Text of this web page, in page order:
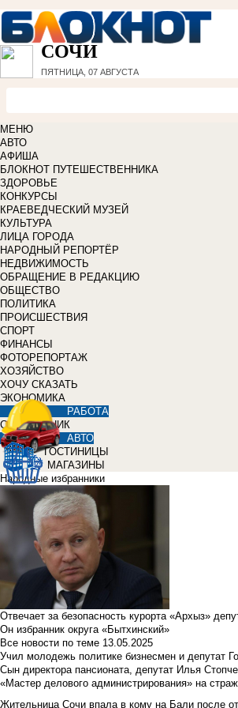
СОЧИ
ПЯТНИЦА, 07 АВГУСТА
МЕНЮ
АВТО
АФИША
БЛОКНОТ ПУТЕШЕСТВЕННИКА
ЗДОРОВЬЕ
КОНКУРСЫ
КРАЕВЕДЧЕСКИЙ МУЗЕЙ
КУЛЬТУРА
ЛИЦА ГОРОДА
НАРОДНЫЙ РЕПОРТЁР
НЕДВИЖИМОСТЬ
ОБРАЩЕНИЕ В РЕДАКЦИЮ
ОБЩЕСТВО
ПОЛИТИКА
ПРОИСШЕСТВИЯ
СПОРТ
ФИНАНСЫ
ФОТОРЕПОРТАЖ
ХОЗЯЙСТВО
ХОЧУ СКАЗАТЬ
ЭКОНОМИКА
РАБОТА
СПРАВОЧНИК
АВТО
ГОСТИНИЦЫ
МАГАЗИНЫ
Народные избранники
Отвечает за безопасность курорта «Архыз»
Он избранник округа «Бытхинский»
Все новости по теме 13.05.2025
Учил молодежь политике бизнесмен и депутат
Сын директора пансионата, депутат Илья
«Мастер делового администрирования» на
Жительница Сочи впала в кому на Бали после